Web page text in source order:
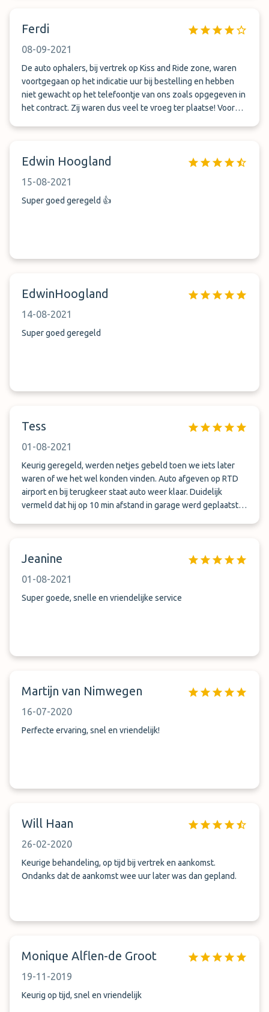
Ferdi
08-09-2021
De auto ophalers, bij vertrek op Kiss and Ride zone, waren
voortgegaan op het indicatie uur bij bestelling en hebben
niet gewacht op het telefoontje van ons zoals opgegeven in
het contract. Zij waren dus veel te vroeg ter plaatse! Voor
Edwin Hoogland
15-08-2021
Super goed geregeld 👍
EdwinHoogland
14-08-2021
Super goed geregeld
Tess
01-08-2021
Keurig geregeld, werden netjes gebeld toen we iets later
waren of we het wel konden vinden. Auto afgeven op RTD
airport en bij terugkeer staat auto weer klaar. Duidelijk
vermeld dat hij op 10 min afstand in garage werd geplaatst.
Jeanine
01-08-2021
Super goede, snelle en vriendelijke service
Martijn van Nimwegen
16-07-2020
Perfecte ervaring, snel en vriendelijk!
Will Haan
26-02-2020
Keurige behandeling, op tijd bij vertrek en aankomst.
Ondanks dat de aankomst wee uur later was dan gepland.
Monique Alflen-de Groot
19-11-2019
Keurig op tijd, snel en vriendelijk